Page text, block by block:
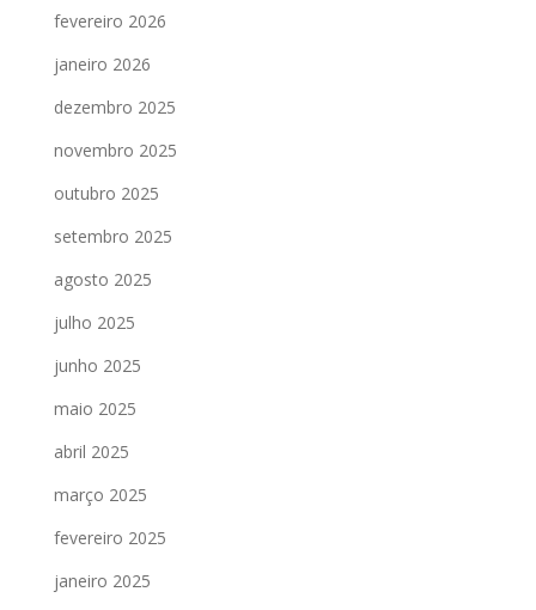
fevereiro 2026
janeiro 2026
dezembro 2025
novembro 2025
outubro 2025
setembro 2025
agosto 2025
julho 2025
junho 2025
maio 2025
abril 2025
março 2025
fevereiro 2025
janeiro 2025